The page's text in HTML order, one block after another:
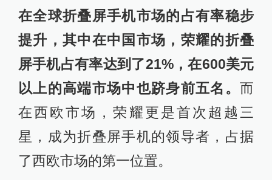
在全球折叠屏手机市场的占有率稳步
提升，其中在中国市场，荣耀的折叠
屏手机占有率达到了21%，在600美元
以上的高端市场中也跻身前五名。而
在西欧市场，荣耀更是首次超越三
星，成为折叠屏手机的领导者，占据
了西欧市场的第一位置。